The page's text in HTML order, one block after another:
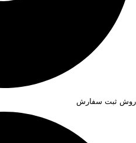
روش ثبت سفارش